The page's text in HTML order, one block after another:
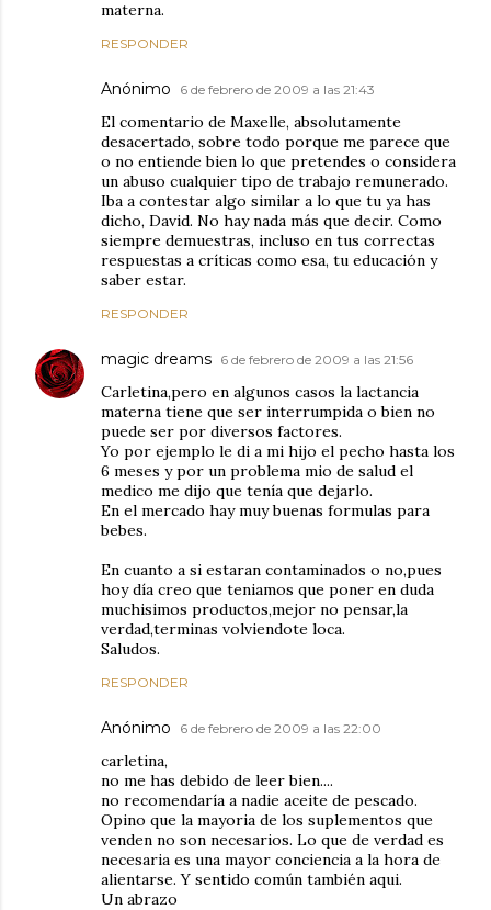
materna.
RESPONDER
Anónimo 6 de febrero de 2009 a las 21:43
El comentario de Maxelle, absolutamente
desacertado, sobre todo porque me parece que
o no entiende bien lo que pretendes o considera
un abuso cualquier tipo de trabajo remunerado.
Iba a contestar algo similar a lo que tu ya has
dicho, David. No hay nada más que decir. Como
siempre demuestras, incluso en tus correctas
respuestas a críticas como esa, tu educación y
saber estar.
RESPONDER
magic dreams 6 de febrero de 2009 a las 21:56
Carletina,pero en algunos casos la lactancia
materna tiene que ser interrumpida o bien no
puede ser por diversos factores.
Yo por ejemplo le di a mi hijo el pecho hasta los
6 meses y por un problema mio de salud el
medico me dijo que tenía que dejarlo.
En el mercado hay muy buenas formulas para
bebes.
En cuanto a si estaran contaminados o no,pues
hoy día creo que teniamos que poner en duda
muchisimos productos,mejor no pensar,la
verdad,terminas volviendote loca.
Saludos.
RESPONDER
Anónimo 6 de febrero de 2009 a las 22:00
carletina,
no me has debido de leer bien....
no recomendaría a nadie aceite de pescado.
Opino que la mayoria de los suplementos que
venden no son necesarios. Lo que de verdad es
necesaria es una mayor conciencia a la hora de
alientarse. Y sentido común también aqui.
Un abrazo